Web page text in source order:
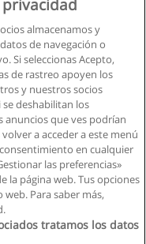
Efectiva Gestión
almacenamos y
de navegación o
Si seleccionas Acepto,
de rastreo apoyen los
y nuestros socios
deshabilitan los
anuncios que ves podrían
a acceder a este menú
en cualquier
las preferencias»
la página web. Tus opciones
Para saber más,
tratamos los datos